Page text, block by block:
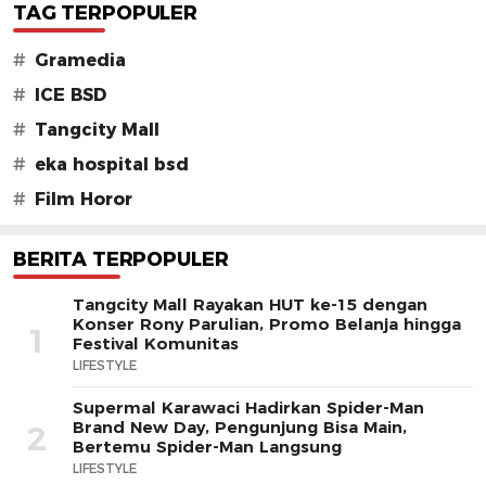
TAG TERPOPULER
# Gramedia
#
ICE BSD
# Tangcity Mall
# eka hospital bsd
#
Film Horor
BERITA TERPOPULER
1
Tangcity Mall Rayakan HUT ke-15 dengan
Konser Rony Parulian, Promo Belanja hingga
Festival Komunitas
LIFESTYLE
2
Supermal Karawaci Hadirkan Spider-Man
Brand New Day, Pengunjung Bisa Main,
Bertemu Spider-Man Langsung
LIFESTYLE